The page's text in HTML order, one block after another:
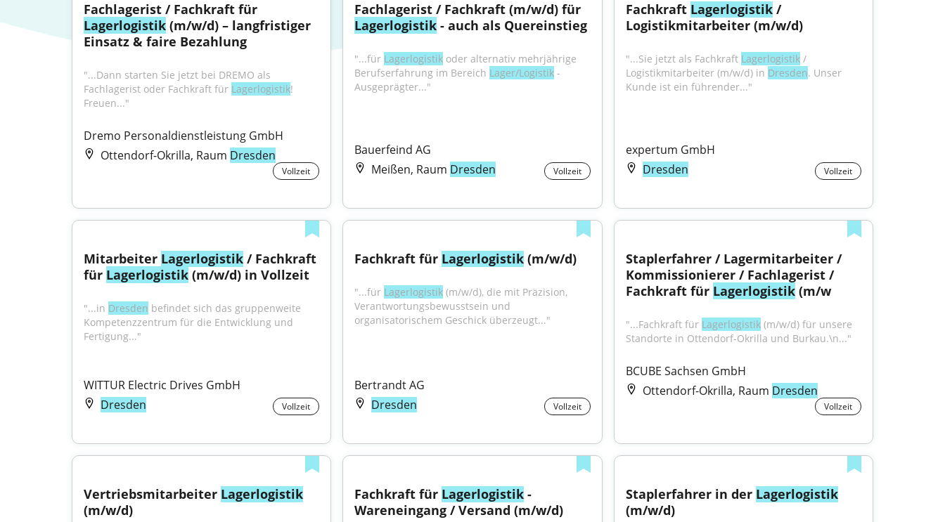
Lagerlogistik (m/w/d) – langfristiger
Einsatz & faire Bezahlung
"...Dann starten Sie jetzt bei DREMO als
Fachlagerist oder Fachkraft für Lagerlogistik!
Freuen..."
Dremo Personaldienstleistung GmbH
Ottendorf-Okrilla, Raum Dresden
Vollzeit
Lagerlogistik - auch als Quereinstieg
"...für Lagerlogistik oder alternativ mehrjährige
Berufserfahrung im Bereich Lager/Logistik -
Ausgeprägter..."
Bauerfeind AG
Meißen, Raum Dresden Vollzeit
Fachkraft Lagerlogistik /
Logistikmitarbeiter (m/w/d)
"...Sie jetzt als Fachkraft Lagerlogistik /
Logistikmitarbeiter (m/w/d) in Dresden. Unser
Kunde ist ein führender..."
expertum GmbH
Dresden
Vollzeit
Mitarbeiter Lagerlogistik / Fachkraft
für Lagerlogistik (m/w/d) in Vollzeit
"...in Dresden befindet sich das gruppenweite
Kompetenzzentrum für die Entwicklung und
Fertigung..."
WITTUR Electric Drives GmbH
Dresden
Vollzeit
Fachkraft für Lagerlogistik (m/w/d)
"...für Lagerlogistik (m/w/d), die mit Präzision,
Verantwortungsbewusstsein und
organisatorischem Geschick überzeugt..."
Bertrandt AG
Dresden
Vollzeit
Staplerfahrer / Lagermitarbeiter /
Kommissionierer / Fachlagerist /
Fachkraft für Lagerlogistik (m/w
"...Fachkraft für Lagerlogistik (m/w/d) für unsere
Standorte in Ottendorf-Okrilla und Burkau.\n..."
BCUBE Sachsen GmbH
Ottendorf-Okrilla, Raum Dresden
Vollzeit
Vertriebsmitarbeiter Lagerlogistik
(m/w/d)
Fachkraft für Lagerlogistik -
Wareneingang / Versand (m/w/d)
Staplerfahrer in der Lagerlogistik
(m/w/d)